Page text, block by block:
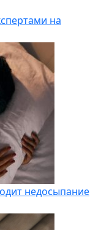
на
недосыпание